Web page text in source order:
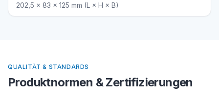
202,5 × 83 × 125 mm (L × H × B)
QUALITÄT & STANDARDS
Produktnormen & Zertifizierungen